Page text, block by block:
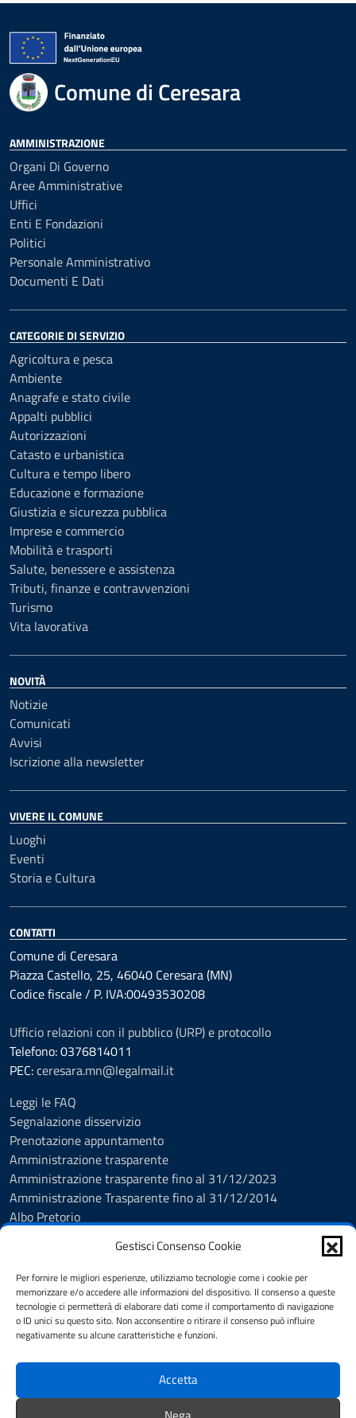
Gestisci Consenso Cookie
Per fornire le migliori esperienze, utilizziamo tecnologie come i cookie per
memorizzare e/o accedere alle informazioni del dispositivo. Il consenso a queste
tecnologie ci permetterà di elaborare dati come il comportamento di navigazione
o ID unici su questo sito. Non acconsentire o ritirare il consenso può influire
negativamente su alcune caratteristiche e funzioni.
Accetta
Comune di Ceresara
AMMINISTRAZIONE
Organi Di Governo
Aree Amministrative
Uffici
Enti E Fondazioni
Politici
Personale Amministrativo
Documenti E Dati
CATEGORIE DI SERVIZIO
Agricoltura e pesca
Ambiente
Anagrafe e stato civile
Appalti pubblici
Autorizzazioni
Catasto e urbanistica
Cultura e tempo libero
Educazione e formazione
Giustizia e sicurezza pubblica
Imprese e commercio
Mobilità e trasporti
Salute, benessere e assistenza
Tributi, finanze e contravvenzioni
Turismo
Vita lavorativa
NOVITÀ
Notizie
Comunicati
Avvisi
Iscrizione alla newsletter
VIVERE IL COMUNE
Luoghi
Eventi
Storia e Cultura
CONTATTI
Comune di Ceresara
Piazza Castello, 25, 46040 Ceresara (MN)
Codice fiscale / P. IVA:00493530208
Ufficio relazioni con il pubblico (URP) e protocollo
Telefono: 0376814011
PEC:ceresara.mn@legalmail.it
Leggi le FAQ
Segnalazione disservizio
Prenotazione appuntamento
Amministrazione trasparente
Amministrazione trasparente fino al 31/12/2023
Amministrazione Trasparente fino al 31/12/2014
Albo Pretorio
Dichiarazione di accessibilità
Obiettivi di accessibilità
Note legali
Feedback Accessibilità
SEGUICI SU